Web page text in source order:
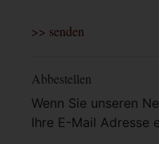
Abbestellen
Wenn Sie unseren
Ihre E-Mail Adresse